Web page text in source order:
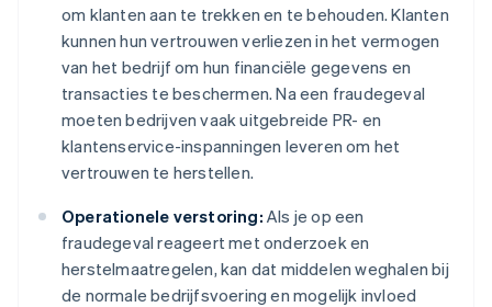
om klanten aan te trekken en te behouden. Klanten
kunnen hun vertrouwen verliezen in het vermogen
van het bedrijf om hun financiële gegevens en
transacties te beschermen. Na een fraudegeval
moeten bedrijven vaak uitgebreide PR- en
klantenservice-inspanningen leveren om het
vertrouwen te herstellen.
Operationele verstoring: Als je op een
fraudegeval reageert met onderzoek en
herstelmaatregelen, kan dat middelen weghalen bij
de normale bedrijfsvoering en mogelijk invloed